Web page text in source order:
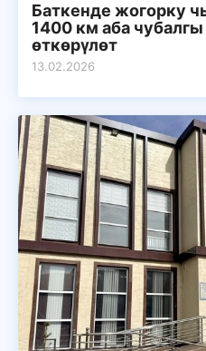
Баткенде жогорку
1400 км аба
өткөрүлөт
13.02.2026